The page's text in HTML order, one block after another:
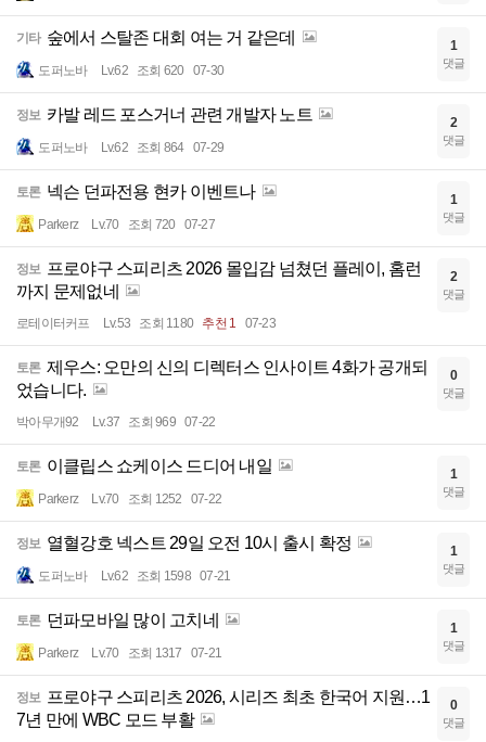
기타 숲에서 스탈존 대회 여는 거 같은데
도퍼노바 Lv.62 조회 620 07-30
1
댓글
정보 카발 레드 포스거너 관련 개발자 노트
도퍼노바 Lv.62 조회 864 07-29
2
댓글
토론 넥슨 던파전용 현카 이벤트나
Parkerz Lv.70 조회 720 07-27
1
댓글
정보 프로야구 스피리츠 2026 몰입감 넘쳤던 플레이, 홈런
까지 문제없네
로테이터커프 Lv.53 조회 1180 추천 1 07-23
2
댓글
토론 제우스: 오만의 신의 디렉터스 인사이트 4화가 공개되
었습니다.
박아무개92 Lv.37 조회 969 07-22
0
댓글
토론 이클립스 쇼케이스 드디어 내일
Parkerz Lv.70 조회 1252 07-22
1
댓글
정보 열혈강호 넥스트 29일 오전 10시 출시 확정
도퍼노바 Lv.62 조회 1598 07-21
1
댓글
토론 던파모바일 많이 고치네
Parkerz Lv.70 조회 1317 07-21
1
댓글
정보 프로야구 스피리츠 2026, 시리즈 최초 한국어 지원…1
7년 만에 WBC 모드 부활
0
댓글